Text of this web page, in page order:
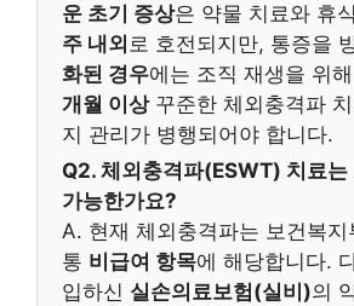
운 초기 증상은 약물 치료와 휴
주 내외 로 호전되지만, 통증을
화된 경우에는 조직 재생을 위해
개월 이상꾸준한 체외충격파
지 관리가 병행되어야 합니다.
Q2. 체외충격파(ESWT) 치료는
가능한가요?
A. 현재 체외충격파는 보건복지
통 비급여 항목에 해당합니다.
입하신 실손의료보험(실비)의